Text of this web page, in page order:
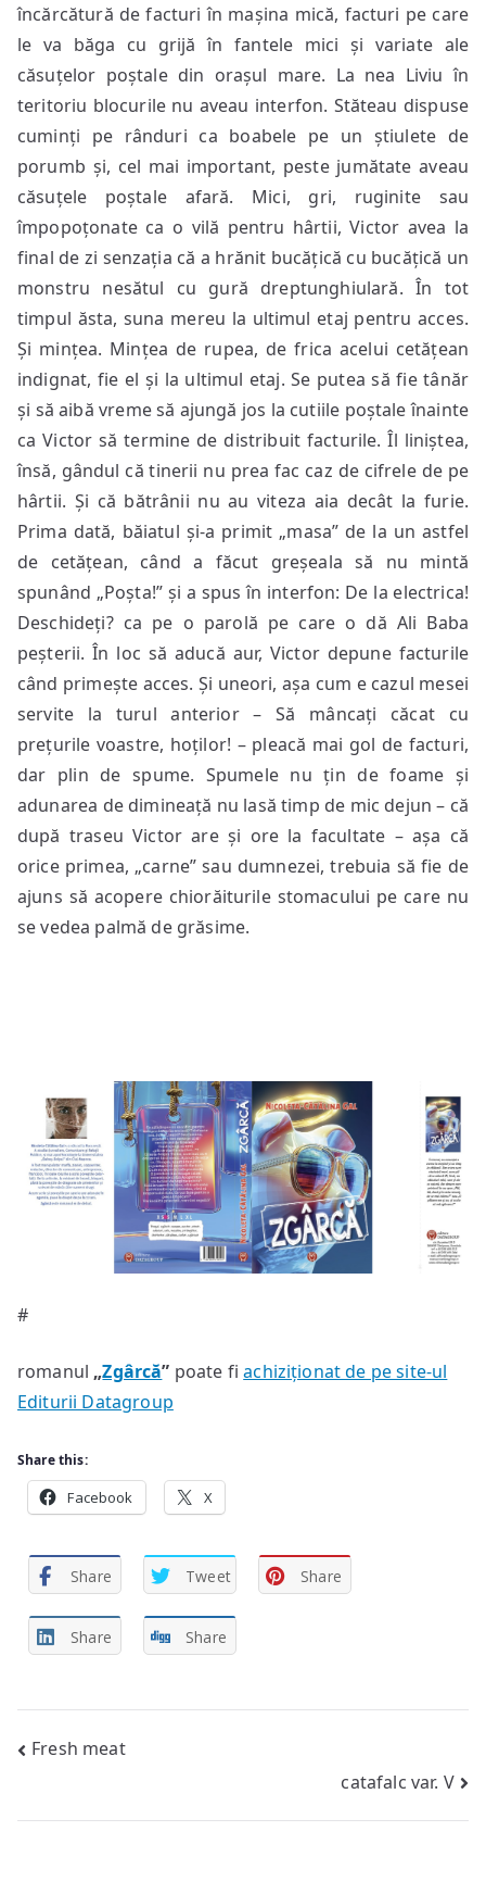
încărcătură de facturi în mașina mică, facturi pe care
le va băga cu grijă în fantele mici și variate ale
căsuțelor poștale din orașul mare. La nea Liviu în
teritoriu blocurile nu aveau interfon. Stăteau dispuse
cuminți pe rânduri ca boabele pe un știulete de
porumb și, cel mai important, peste jumătate aveau
căsuțele poștale afară. Mici, gri, ruginite sau
împopoțonate ca o vilă pentru hârtii, Victor avea la
final de zi senzația că a hrănit bucățică cu bucățică un
monstru nesătul cu gură dreptunghiulară. În tot
timpul ăsta, suna mereu la ultimul etaj pentru acces.
Și mințea. Mințea de rupea, de frica acelui cetățean
indignat, fie el și la ultimul etaj. Se putea să fie tânăr
și să aibă vreme să ajungă jos la cutiile poștale înainte
ca Victor să termine de distribuit facturile. Îl liniștea,
însă, gândul că tinerii nu prea fac caz de cifrele de pe
hârtii. Și că bătrânii nu au viteza aia decât la furie.
Prima dată, băiatul și-a primit „masa” de la un astfel
de cetățean, când a făcut greșeala să nu mintă
spunând „Poșta!” și a spus în interfon: De la electrica!
Deschideți? ca pe o parolă pe care o dă Ali Baba
peșterii. În loc să aducă aur, Victor depune facturile
când primește acces. Și uneori, așa cum e cazul mesei
servite la turul anterior – Să mâncați căcat cu
prețurile voastre, hoților! – pleacă mai gol de facturi,
dar plin de spume. Spumele nu țin de foame și
adunarea de dimineață nu lasă timp de mic dejun – că
după traseu Victor are și ore la facultate – așa că
orice primea, „carne” sau dumnezei, trebuia să fie de
ajuns să acopere chiorăiturile stomacului pe care nu
se vedea palmă de grăsime.
#
romanul „Zgârcă” poate fiachiziționat de pe site-ul
Editurii Datagroup
Share this:
Facebook X
Share Tweet Share
Share Share
Post
Fresh meat
catafalc var. V